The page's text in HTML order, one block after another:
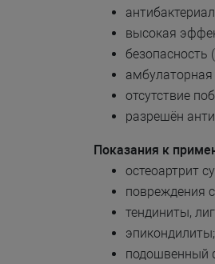
высокая
безопасность
отсутствие
разрешён
Показания к
остеоартрит
повреждения
тендиниты,
эпикондилиты;
подошвенный